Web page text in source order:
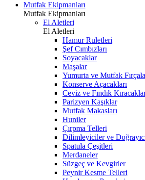
Mutfak Ekipmanları
Mutfak Ekipmanları
El Aletleri
El Aletleri
Hamur Ruletleri
Şef Cımbızları
Soyacaklar
Maşalar
Yumurta ve Mutfak
Konserve Açacakları
Ceviz ve Fındık
Parizyen Kaşıklar
Mutfak Makasları
Huniler
Çırpma Telleri
Dilimleyiciler ve
Spatula Çeşitleri
Merdaneler
Süzgeç ve Kevgirler
Peynir Kesme Telleri